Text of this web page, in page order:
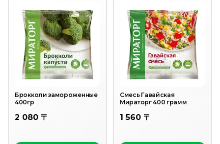
Брокколи замороженные
400гр
2 080 〒
Смесь Гавайская
Мираторг 400 грамм
1 560 〒